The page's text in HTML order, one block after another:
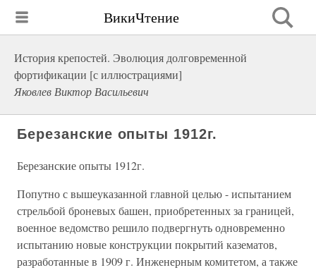
ВикиЧтение
История крепостей. Эволюция долговременной
фортификации [с иллюстрациями]
Яковлев Виктор Васильевич
Березанские опыты 1912г.
Березанские опыты 1912г.
Попутно с вышеуказанной главной целью - испытанием
стрельбой броневых башен, приобретенных за границей,
военное ведомство решило подвергнуть одновременно
испытанию новые конструкции покрытий казематов,
разработанные в 1909 г. Инженерным комитетом, а также